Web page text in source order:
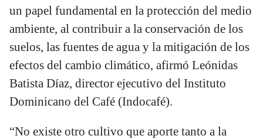
un papel fundamental en la protección del medio
ambiente, al contribuir a la conservación de los
suelos, las fuentes de agua y la mitigación de los
efectos del cambio climático, afirmó Leónidas
Batista Díaz, director ejecutivo del Instituto
Dominicano del Café (Indocafé).
“No existe otro cultivo que aporte tanto a la